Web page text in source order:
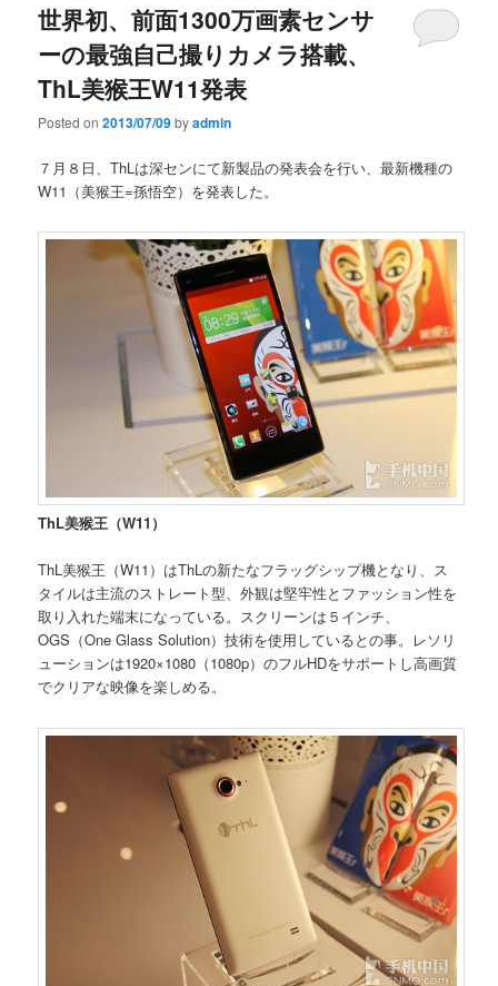
世界初、前面1300万画素センサ
ーの最強自己撮りカメラ搭載、
ThL美猴王W11発表
Posted on2013/07/09byadmin
７月８日、ThLは深センにて新製品の発表会を行い、最新機種の
W11（美猴王=孫悟空）を発表した。
ThL美猴王（W11）
ThL美猴王（W11）はThLの新たなフラッグシップ機となり、ス
タイルは主流のストレート型、外観は堅牢性とファッション性を
取り入れた端末になっている。スクリーンは５インチ、
OGS（One Glass Solution）技術を使用しているとの事。レソリ
ューションは1920×1080（1080p）のフルHDをサポートし高画質
でクリアな映像を楽しめる。